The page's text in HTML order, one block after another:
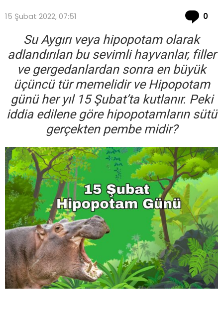
15 Şubat 2022, 07:51 0
Su Aygırı veya hipopotam olarak
adlandırılan bu sevimli hayvanlar, filler
ve gergedanlardan sonra en büyük
üçüncü tür memelidir ve Hipopotam
günü her yıl 15 Şubat’ta kutlanır. Peki
iddia edilene göre hipopotamların sütü
gerçekten pembe midir?